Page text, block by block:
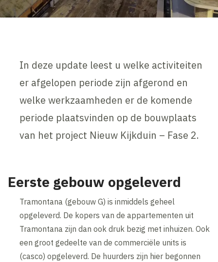
In deze update leest u welke activiteiten
er afgelopen periode zijn afgerond en
welke werkzaamheden er de komende
periode plaatsvinden op de bouwplaats
van het project Nieuw Kijkduin – Fase 2.
Eerste gebouw opgeleverd
Tramontana (gebouw G) is inmiddels geheel
opgeleverd. De kopers van de appartementen uit
Tramontana zijn dan ook druk bezig met inhuizen. Ook
een groot gedeelte van de commerciële units is
(casco) opgeleverd. De huurders zijn hier begonnen